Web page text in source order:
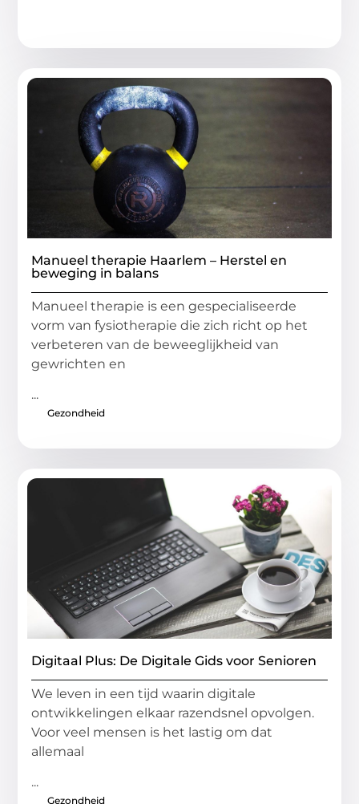
Manueel therapie Haarlem – Herstel en
beweging in balans
Manueel therapie is een gespecialiseerde
vorm van fysiotherapie die zich richt op het
verbeteren van de beweeglijkheid van
gewrichten en
...
Gezondheid
Digitaal Plus: De Digitale Gids voor Senioren
We leven in een tijd waarin digitale
ontwikkelingen elkaar razendsnel opvolgen.
Voor veel mensen is het lastig om dat
allemaal
...
Gezondheid